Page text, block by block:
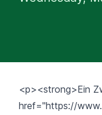
<p><strong>Ein
href="https://